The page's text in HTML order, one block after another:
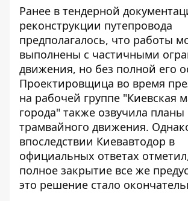
Ранее в тендерной
реконструкции путепровода
предполагалось, что работы
выполнены с частичными
движения, но без полной его
Проектировщица во время
на рабочей группе "Киевская
города" также озвучила
трамвайного движения.
впоследствии Киевавтодор в
официальных ответах
полное закрытие все же
это решение стало